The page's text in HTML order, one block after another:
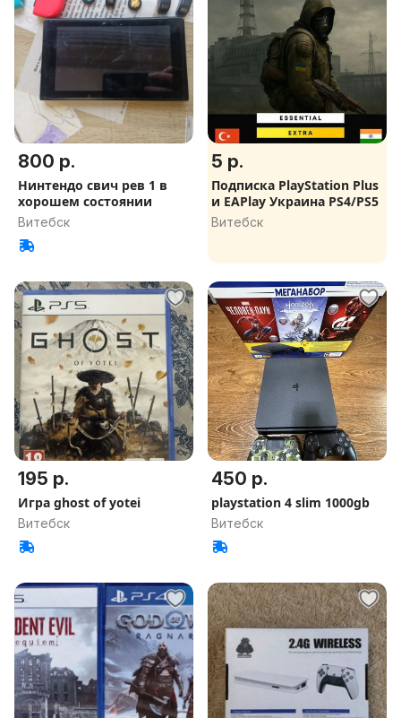
800 р.
Нинтендо свич рев 1 в
хорошем состоянии
Витебск
5 р.
Подписка PlayStation Plus
и EAPlay Украина PS4/PS5
Витебск
195 р.
Игра ghost of yotei
Витебск
450 р.
playstation 4 slim 1000gb
Витебск